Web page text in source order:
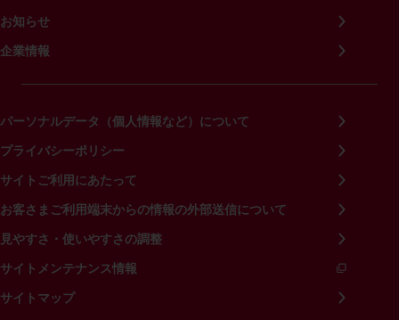
お知らせ
企業情報
パーソナルデータ（個人情報など）について
プライバシーポリシー
サイトご利用にあたって
お客さまご利用端末からの情報の外部送信について
見やすさ・使いやすさの調整
サイトメンテナンス情報
サイトマップ